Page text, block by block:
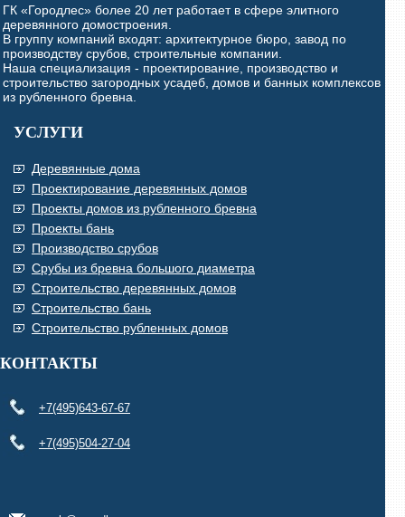
ГК «Городлес» более 20 лет работает в сфере элитного
деревянного домостроения.
В группу компаний входят: архитектурное бюро, завод по
производству срубов, строительные компании.
Наша специализация - проектирование, производство и
строительство загородных усадеб, домов и банных комплексов
из рубленного бревна.
УСЛУГИ
Деревянные дома
Проектирование деревянных домов
Проекты домов из рубленного бревна
Проекты бань
Производство срубов
Срубы из бревна большого диаметра
Строительство деревянных домов
Строительство бань
Строительство рубленных домов
КОНТАКТЫ
+7(495)643-67-67
+7(495)504-27-04